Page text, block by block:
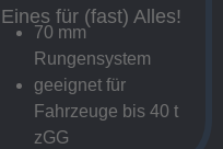
Eines für (fast) Alles!
70 mm
Rungensystem
geeignet für
Fahrzeuge bis 40 t
zGG